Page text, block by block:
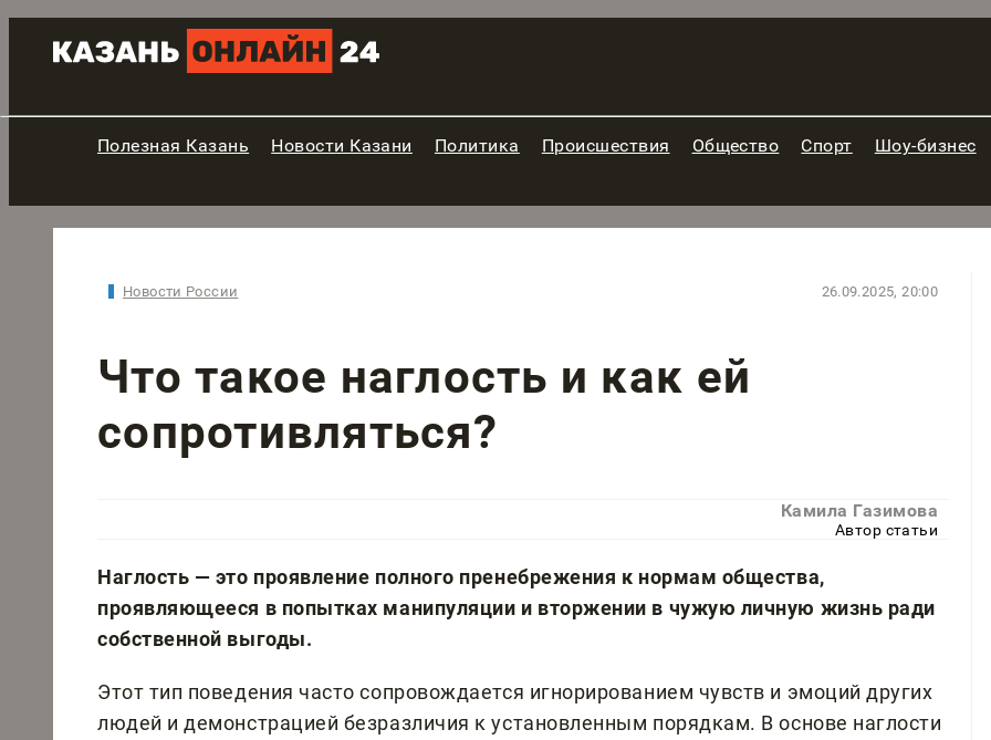
Полезная Казань Новости Казани Политика Происшествия Общество Спорт Шоу-бизнес
Новости России 26.09.2025, 20:00
Что такое наглость и как ей
сопротивляться?
Камила Газимова
Автор статьи
Наглость — это проявление полного пренебрежения к нормам общества,
проявляющееся в попытках манипуляции и вторжении в чужую личную жизнь ради
собственной выгоды.
Этот тип поведения часто сопровождается игнорированием чувств и эмоций других
людей и демонстрацией безразличия к установленным порядкам. В основе наглости